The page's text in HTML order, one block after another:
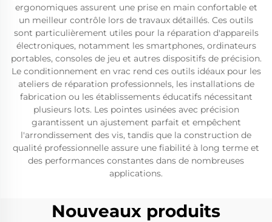
ergonomiques assurent une prise en main confortable et
un meilleur contrôle lors de travaux détaillés. Ces outils
sont particulièrement utiles pour la réparation d'appareils
électroniques, notamment les smartphones, ordinateurs
portables, consoles de jeu et autres dispositifs de précision.
Le conditionnement en vrac rend ces outils idéaux pour les
ateliers de réparation professionnels, les installations de
fabrication ou les établissements éducatifs nécessitant
plusieurs lots. Les pointes usinées avec précision
garantissent un ajustement parfait et empêchent
l'arrondissement des vis, tandis que la construction de
qualité professionnelle assure une fiabilité à long terme et
des performances constantes dans de nombreuses
applications.
Nouveaux produits